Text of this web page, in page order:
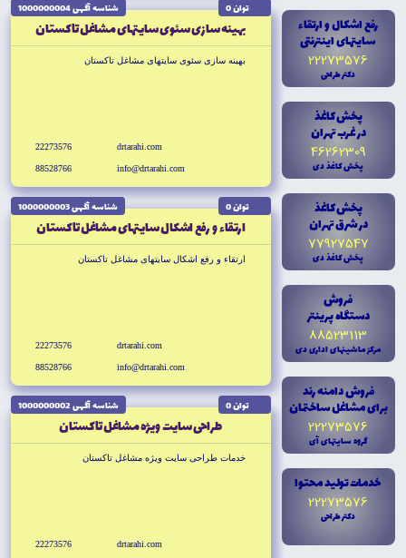
رفع اشکال و ارتقاء
سايتهاى اينترنتى
22273576
دکتر طراحى
پخش کاغذ
در غرب تهران
46262309
پخش کاغذ دى
پخش کاغذ
در شرق تهران
77927547
پخش کاغذ دى
فروش
دستگاه پرينتر
88523113
مرکز ماشينهاى ادارى دى
فروش دامنه رند
براى مشاغل ساختمان
22273576
گروه سايتهاى آى
خدمات توليد محتوا
22273576
دکتر طراحى
توان 0 شناسه آگهى 1000000004
بهينه سازى سئوى سايتهاى مشاغل تاكستان
بهينه سازى سئوى سايتهاى مشاغل تاكستان
drtarahi.com
info@drtarahi.com
22273576
88528766
توان 0 شناسه آگهى 1000000003
ارتقاء و رفع اشکال سايتهاى مشاغل تاكستان
ارتقاء و رفع اشکال سايتهاى مشاغل تاكستان
drtarahi.com
info@drtarahi.com
22273576
88528766
توان 0 شناسه آگهى 1000000002
طراحى سايت ويژه مشاغل تاكستان
خدمات طراحى سايت ويژه مشاغل تاكستان
drtarahi.com
22273576